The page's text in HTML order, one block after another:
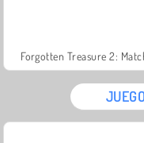
Forgotten Treasure 2: